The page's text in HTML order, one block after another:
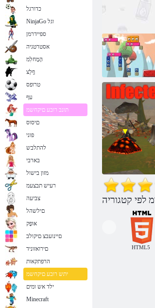
HTML5
כדורגל
NinjaGo וגל
ספיידרמן
אסטרטגיה
הָמָחלִמ
ףָלַצ
טרופס
עף
תונב רובע םיקחשמ
םיסוס
פוני
להתלבש
בארבי
מזון בישול
רעיש תבצעמ
צביעה
םילשהל
אּופָק
םיינועבצ םיקולב
םירואזוניד
הרפתקאות
יתש רובע םיקחשמ
ילד אש ומים
Minecraft